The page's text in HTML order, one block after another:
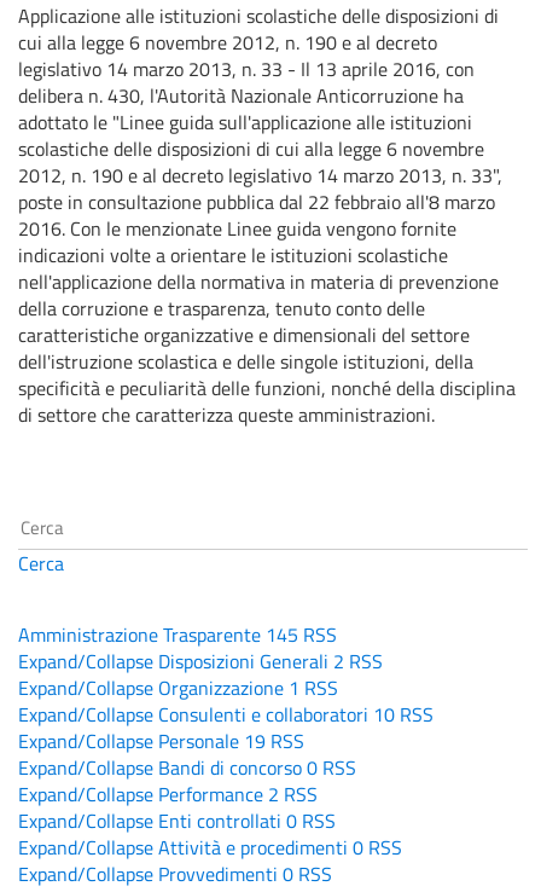
Applicazione alle istituzioni scolastiche delle disposizioni di
cui alla legge 6 novembre 2012, n. 190 e al decreto
legislativo 14 marzo 2013, n. 33 - Il 13 aprile 2016, con
delibera n. 430, l'Autorità Nazionale Anticorruzione ha
adottato le "Linee guida sull'applicazione alle istituzioni
scolastiche delle disposizioni di cui alla legge 6 novembre
2012, n. 190 e al decreto legislativo 14 marzo 2013, n. 33",
poste in consultazione pubblica dal 22 febbraio all'8 marzo
2016. Con le menzionate Linee guida vengono fornite
indicazioni volte a orientare le istituzioni scolastiche
nell'applicazione della normativa in materia di prevenzione
della corruzione e trasparenza, tenuto conto delle
caratteristiche organizzative e dimensionali del settore
dell'istruzione scolastica e delle singole istituzioni, della
specificità e peculiarità delle funzioni, nonché della disciplina
di settore che caratterizza queste amministrazioni.
Cerca
Amministrazione Trasparente 145 RSS
Expand/Collapse Disposizioni Generali 2 RSS
Expand/Collapse Organizzazione 1 RSS
Expand/Collapse Consulenti e collaboratori 10 RSS
Expand/Collapse Personale 19 RSS
Expand/Collapse Bandi di concorso0 RSS
Expand/Collapse Performance 2 RSS
Expand/Collapse Enti controllati 0 RSS
Expand/CollapseAttività e procedimenti 0 RSS
Expand/Collapse Provvedimenti 0 RSS